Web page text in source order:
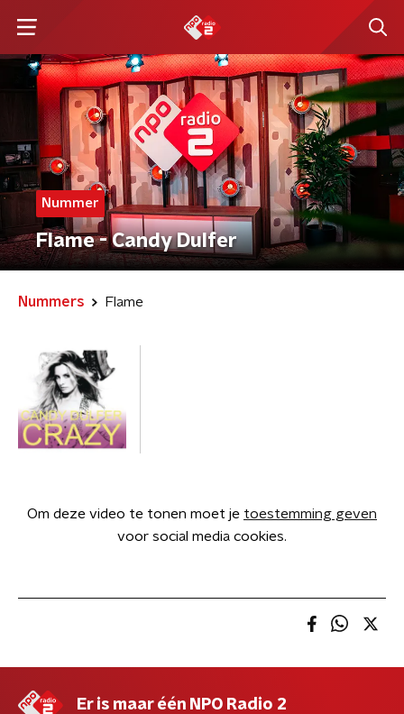
Nummer
Flame - Candy Dulfer
Nummers Flame
Om deze video te tonen moet je toestemming geven
voor social media cookies.
Er is maar één NPO Radio 2